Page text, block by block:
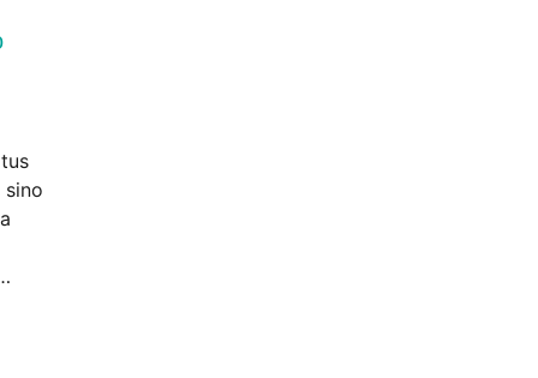
sino